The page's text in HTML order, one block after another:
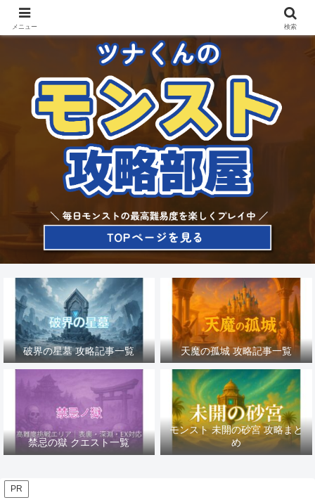
破界の星墓 攻略記事一覧 天魔の孤城 攻略記事一覧
禁忌の獄 クエスト一覧
モンスト 未開の砂宮 攻略まと
め
PR
メニュー 検索